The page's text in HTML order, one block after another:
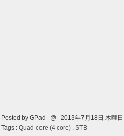
Posted by GPad @ 2013年7月18日 木曜日
Tags : Quad-core (4 core) , STB